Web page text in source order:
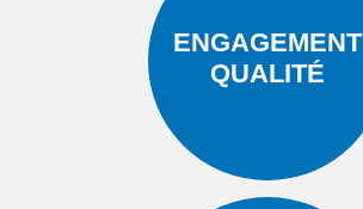
ENGAGEMENT
QUALITÉ